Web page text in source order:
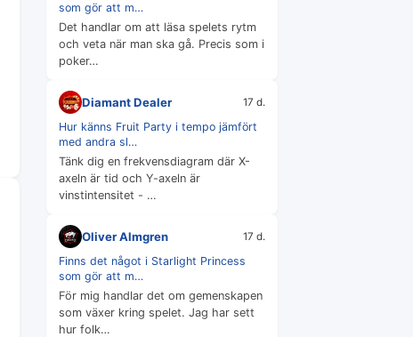
som gör att m…
Det handlar om att läsa spelets rytm
och veta när man ska gå. Precis som i
poker…
Diamant Dealer 17 d.
Hur känns Fruit Party i tempo jämfört
med andra sl…
Tänk dig en frekvensdiagram där X-
axeln är tid och Y-axeln är
vinstintensitet - …
Oliver Almgren 17 d.
Finns det något i Starlight Princess
som gör att m…
För mig handlar det om gemenskapen
som växer kring spelet. Jag har sett
hur folk…